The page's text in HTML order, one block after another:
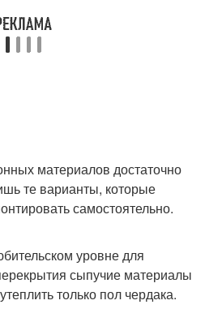
материалов достаточно
те варианты, которые
самостоятельно.
уровне для
сыпучие материалы
только пол чердака.